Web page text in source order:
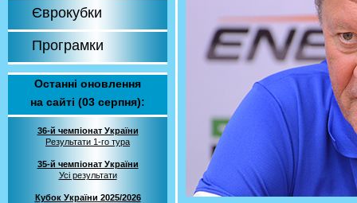
Єврокубки
Програмки
Останні оновлення
на сайті (03 серпня):
36-й чемпіонат України
Результати 1-го тура
35-й чемпіонат України
Усі результати
Кубок України 2025/2026